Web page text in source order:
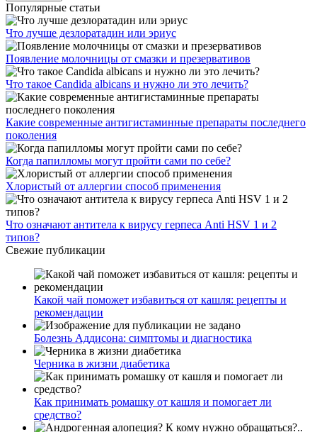
Популярные статьи
Что лучше дезлоратадин или эриус
Появление молочницы от смазки и презервативов
Что такое Candida albicans и нужно ли это лечить?
Какие современные антигистаминные препараты последнего
поколения
Когда папилломы могут пройти сами по себе?
Хлористый от аллергии способ применения
Что означают антитела к вирусу герпеса Anti HSV 1 и 2
типов?
Свежие публикации
Какой чай поможет избавиться от кашля: рецепты и
рекомендации
Болезнь Аддисона: симптомы и диагностика
Черника в жизни диабетика
Как принимать ромашку от кашля и помогает ли
средство?